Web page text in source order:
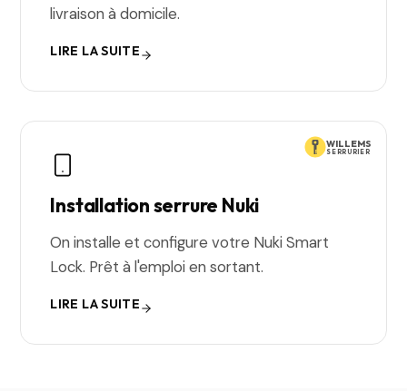
livraison à domicile.
LIRE LA SUITE
WILLEMS
SERRURIER
Installation serrure Nuki
On installe et configure votre Nuki Smart
Lock. Prêt à l'emploi en sortant.
LIRE LA SUITE